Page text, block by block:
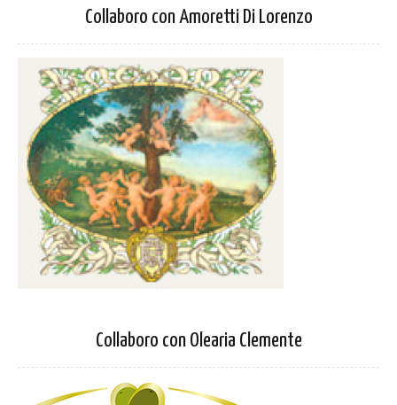
Collaboro con Amoretti Di Lorenzo
Collaboro con Olearia Clemente